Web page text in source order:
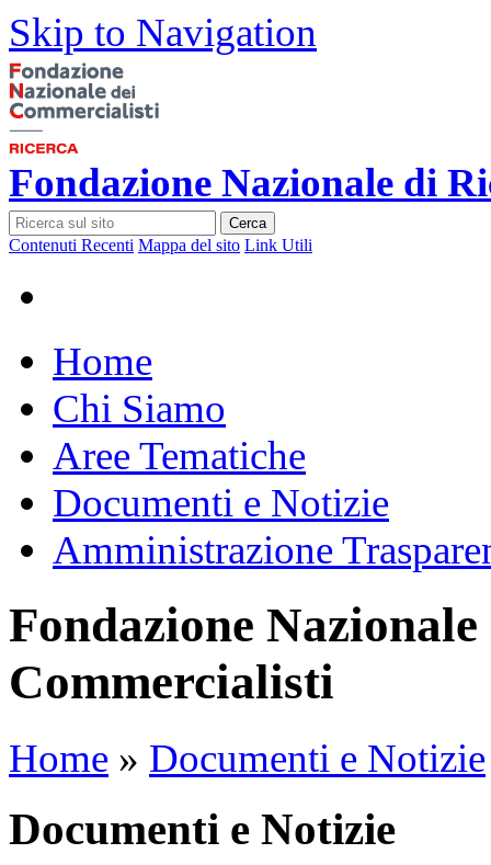
Skip to Navigation
Fondazione Nazionale di
Cerca
Contenuti Recenti Mappa del sito Link Utili
Home
Chi Siamo
Aree Tematiche
Documenti e Notizie
Amministrazione
Fondazione
Commercialisti
Home » Documenti e Notizie
Documenti e Notizie